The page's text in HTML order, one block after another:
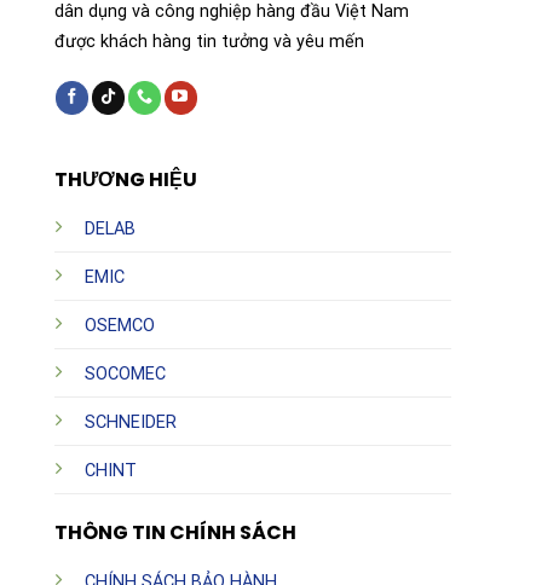
THƯƠNG HIỆU
DELAB
EMIC
OSEMCO
SOCOMEC
SCHNEIDER
CHINT
THÔNG TIN CHÍNH SÁCH
dân dụng và công nghiệp hàng đầu Việt Nam
được khách hàng tin tưởng và yêu mến